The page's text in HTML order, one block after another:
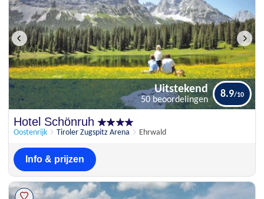
50 beoordelingen
Hotel Schönruh
Oostenrijk Tiroler Zugspitz Arena Ehrwald
Uitstekend
50 beoordelingen
8.9
Info & prijzen